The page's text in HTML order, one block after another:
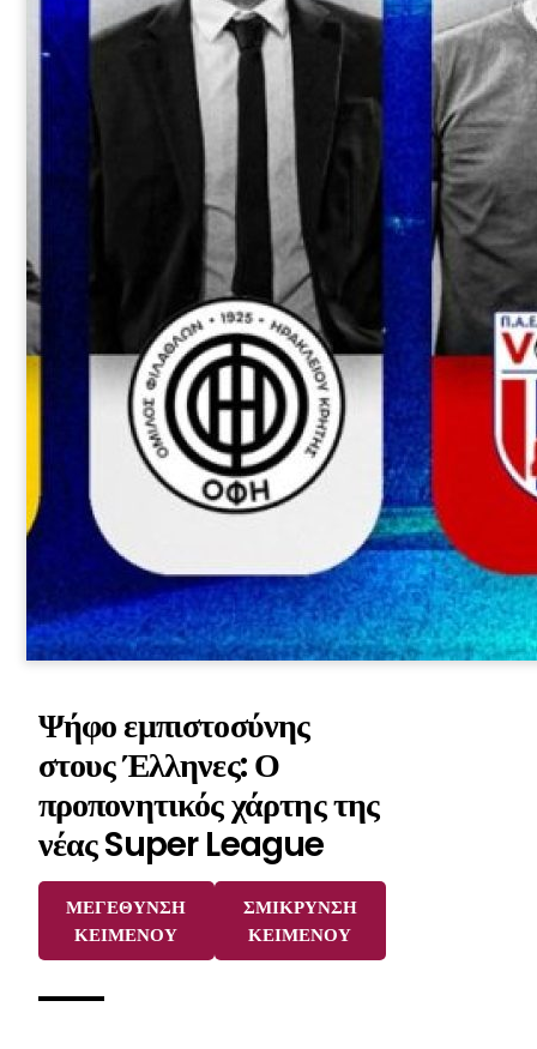
Ψήφο εμπιστοσύνης
στους Έλληνες: Ο
προπονητικός χάρτης της
νέας Super League
ΜΕΓΕΘΥΝΣΗ
ΚΕΙΜΕΝΟΥ
ΣΜΙΚΡΥΝΣΗ
ΚΕΙΜΕΝΟΥ